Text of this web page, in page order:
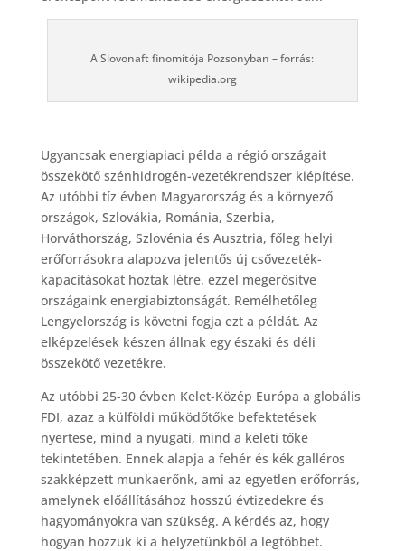
A Slovonaft finomítója Pozsonyban – forrás:
wikipedia.org
Ugyancsak energiapiaci példa a régió országait
összekötő szénhidrogén-vezetékrendszer kiépítése.
Az utóbbi tíz évben Magyarország és a környező
országok, Szlovákia, Románia, Szerbia,
Horváthország, Szlovénia és Ausztria, főleg helyi
erőforrásokra alapozva jelentős új csővezeték-
kapacitásokat hoztak létre, ezzel megerősítve
országaink energiabiztonságát. Remélhetőleg
Lengyelország is követni fogja ezt a példát. Az
elképzelések készen állnak egy északi és déli
összekötő vezetékre.
Az utóbbi 25-30 évben Kelet-Közép Európa a globális
FDI, azaz a külföldi működőtőke befektetések
nyertese, mind a nyugati, mind a keleti tőke
tekintetében. Ennek alapja a fehér és kék galléros
szakképzett munkaerőnk, ami az egyetlen erőforrás,
amelynek előállításához hosszú évtizedekre és
hagyományokra van szükség. A kérdés az, hogy
hogyan hozzuk ki a helyzetünkből a legtöbbet.